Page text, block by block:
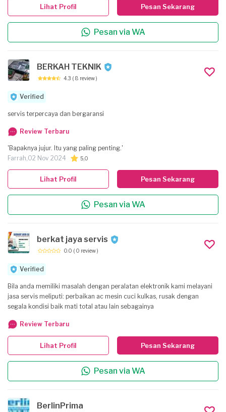
Pesan Sekarang
Pesan via WA
Lihat Profil
BERKAH TEKNIK
4.3 ( 8 review )
Verified
servis terpercaya dan bergaransi
Review Terbaru
'Bapaknya jujur. Itu yang paling penting.'
Farrah,02 Nov 2024 5,0
Pesan Sekarang
Pesan via WA
Lihat Profil
berkat jaya servis
0.0 ( 0 review )
Verified
Bila anda memiliki masalah dengan peralatan elektronik kami melayani
jasa servis meliputi: perbaikan ac mesin cuci kulkas, rusak dengan
segala kondisi baik mati total atau lain sebagainya
Review Terbaru
Pesan Sekarang
Pesan via WA
Lihat Profil
BerlinPrima